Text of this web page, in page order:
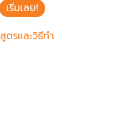
เริ่มเลย!
สูตรและวิธีทำ